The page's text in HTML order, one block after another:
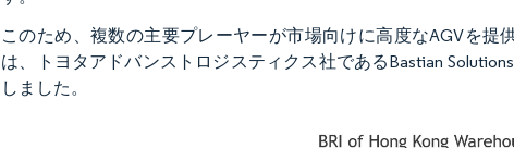
このため、複数の主要プレーヤーが市場向けに高度なAGVを提
は、トヨタアドバンストロジスティクス社であるBastian
しました。